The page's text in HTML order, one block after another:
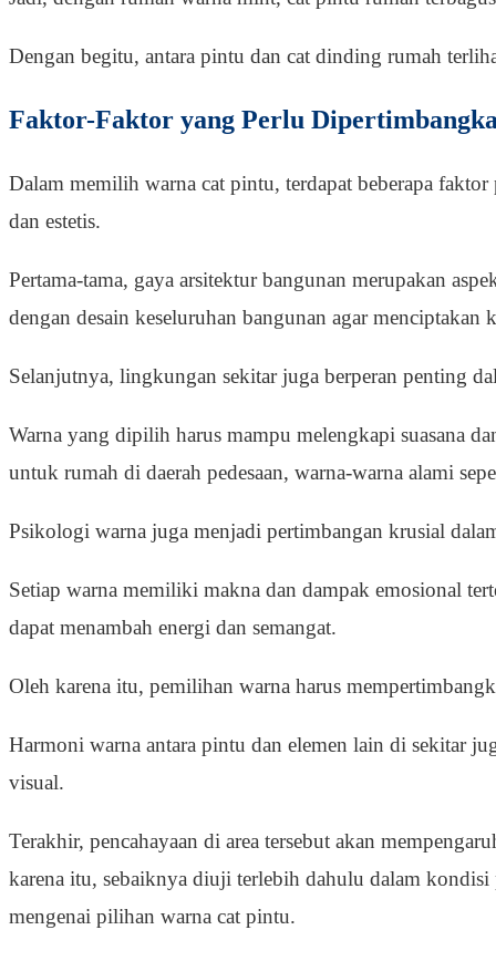
Dengan begitu, antara pintu dan cat dinding rumah
Faktor-Faktor yang Perlu
Dalam memilih warna cat pintu, terdapat beberapa
dan estetis.
Pertama-tama, gaya arsitektur bangunan merupakan
dengan desain keseluruhan bangunan agar menciptakan
Selanjutnya, lingkungan sekitar juga berperan penting
Warna yang dipilih harus mampu melengkapi suasana
untuk rumah di daerah pedesaan, warna-warna alami
Psikologi warna juga menjadi pertimbangan krusial
Setiap warna memiliki makna dan dampak emosional
dapat menambah energi dan semangat.
Oleh karena itu, pemilihan warna harus
Harmoni warna antara pintu dan elemen lain di sekitar
visual.
Terakhir, pencahayaan di area tersebut akan
karena itu, sebaiknya diuji terlebih dahulu dalam
mengenai pilihan warna cat pintu.